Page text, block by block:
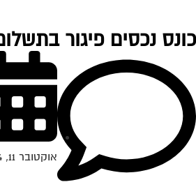
נכסים פיגור בתשלום
אוקטובר 11, 2004